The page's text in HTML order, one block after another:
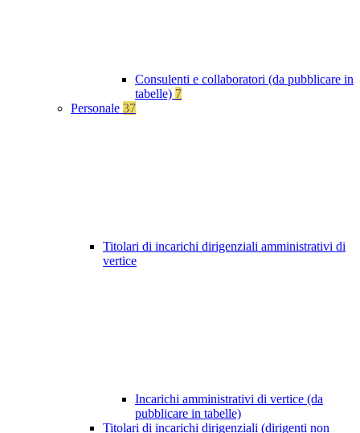
Consulenti e collaboratori (da pubblicare in
tabelle) 7
Personale 37
Titolari di incarichi dirigenziali amministrativi di
vertice
Incarichi amministrativi di vertice (da
pubblicare in tabelle)
Titolari di incarichi dirigenziali (dirigenti non